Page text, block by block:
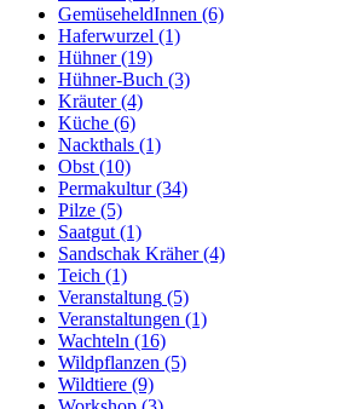
GemüseheldInnen (6)
Haferwurzel (1)
Hühner(19)
Hühner-Buch (3)
Kräuter(4)
Küche (6)
Nackthals (1)
Obst (10)
Permakultur(34)
Pilze (5)
Saatgut (1)
Sandschak Kräher(4)
Teich (1)
Veranstaltung (5)
Veranstaltungen (1)
Wachteln (16)
Wildpflanzen (5)
Wildtiere (9)